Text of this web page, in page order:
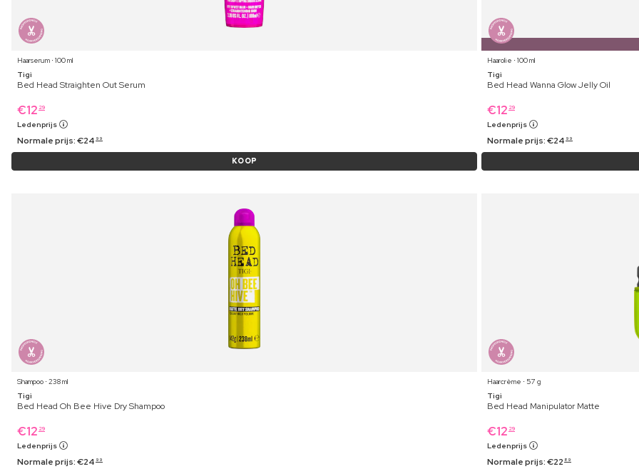
Haarserum ⋅ 100 ml
Tigi
Bed Head Straighten Out Serum
€12 29
Ledenprijs
Normale prijs:€24 99
KOOP
Haarolie ⋅ 100 ml
Tigi
Bed Head Wanna Glow Jelly Oil
€12 29
Ledenprijs
Normale prijs:€24 99
Shampoo ⋅ 238 ml
Tigi
Bed Head Oh Bee Hive Dry Shampoo
€12 29
Ledenprijs
Normale prijs:€24 99
Haarcrème ⋅ 57 g
Tigi
Bed Head Manipulator Matte
€12 29
Ledenprijs
Normale prijs:€22 89